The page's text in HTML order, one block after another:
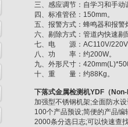
三、感应调节：自学习和手动
四、标准管径：150mm。
五、报警方式：蜂鸣器和报警
六、剔除方式：管道内快速剔
七、电 源：AC110V/220V
八、功 率：约200W。
九、外形尺寸：
十、重 量：约88Kg。
下落式金属检测机YDF（
加强型不锈钢机架;全面防水设
100个产品预设;简便的产品编
2000条分选日志;可以快速查